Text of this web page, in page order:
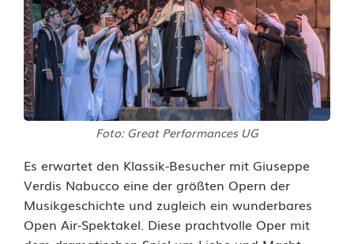
a
b
u
c
o
:
e
Foto: Great Performances UG
Es erwartet den Klassik-Besucher mit Giuseppe
Verdis Nabucco eine der größten Opern der
Musikgeschichte und zugleich ein wunderbares
Open Air-Spektakel. Diese prachtvolle Oper mit